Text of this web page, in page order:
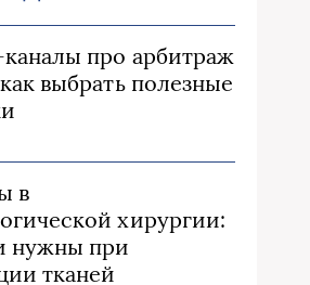
про арбитраж
выбрать полезные
в
хирургии:
нужны при
тканей